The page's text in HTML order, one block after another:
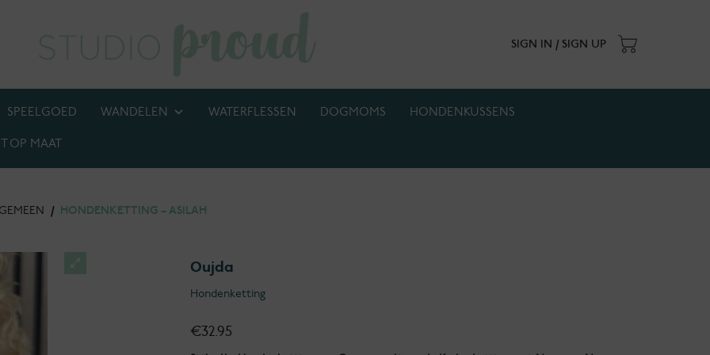
SIGN IN / SIGN UP
SPEELGOED WANDELEN WATERFLESSEN DOGMOMS HONDENKUSSENS
OP MAAT
/ HONDENKETTING – ASILAH
Oujda
Hondenketting
€32.95